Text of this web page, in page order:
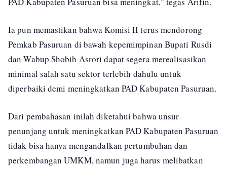
Ia pun memastikan bahwa Komisi II terus mendorong
Pemkab Pasuruan di bawah kepemimpinan Bupati Rusdi
dan Wabup Shobih Asrori dapat segera merealisasikan
minimal salah satu sektor terlebih dahulu untuk
diperbaiki demi meningkatkan PAD Kabupaten Pasuruan.
Dari pembahasan inilah diketahui bahwa unsur
penunjang untuk meningkatkan PAD Kabupaten Pasuruan
tidak bisa hanya mengandalkan pertumbuhan dan
perkembangan UMKM, namun juga harus melibatkan